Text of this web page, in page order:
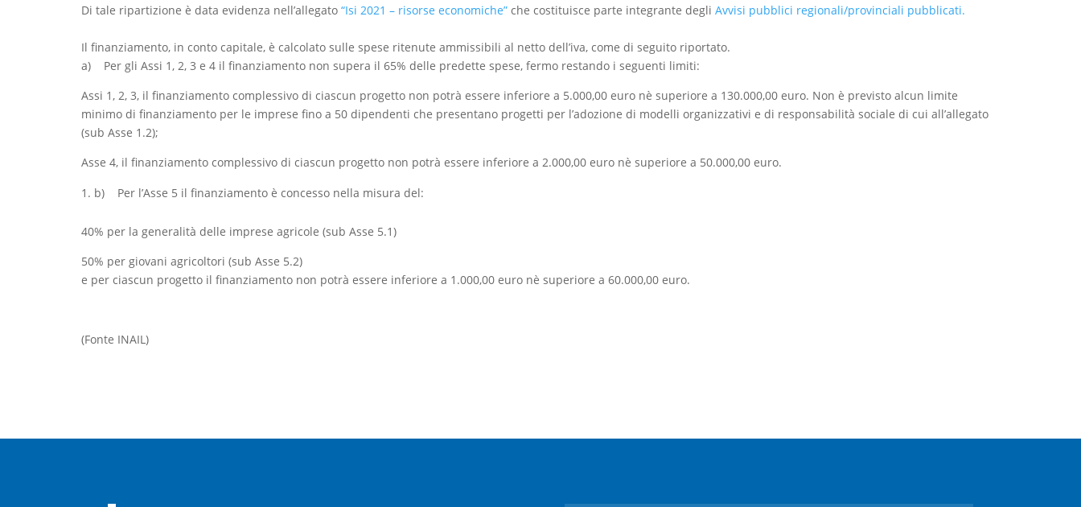
Di tale ripartizione è data evidenza nell’allegato “Isi 2021 – risorse economiche”che costituisce parte integrante degli Avvisi pubblici regionali/provinciali pubblicati.
Il finanziamento, in conto capitale, è calcolato sulle spese ritenute ammissibili al netto dell’iva, come di seguito riportato.
a) Per gli Assi 1, 2, 3 e 4 il finanziamento non supera il 65% delle predette spese, fermo restando i seguenti limiti:
Assi 1, 2, 3, il finanziamento complessivo di ciascun progetto non potrà essere inferiore a 5.000,00 euro nè superiore a 130.000,00 euro. Non è previsto alcun limite
minimo di finanziamento per le imprese fino a 50 dipendenti che presentano progetti per l’adozione di modelli organizzativi e di responsabilità sociale di cui all’allegato
(sub Asse 1.2);
Asse 4, il finanziamento complessivo di ciascun progetto non potrà essere inferiore a 2.000,00 euro nè superiore a 50.000,00 euro.
b) Per l’Asse 5 il finanziamento è concesso nella misura del:
40% per la generalità delle imprese agricole (sub Asse 5.1)
50% per giovani agricoltori (sub Asse 5.2)
e per ciascun progetto il finanziamento non potrà essere inferiore a 1.000,00 euro nè superiore a 60.000,00 euro.
(Fonte INAIL)